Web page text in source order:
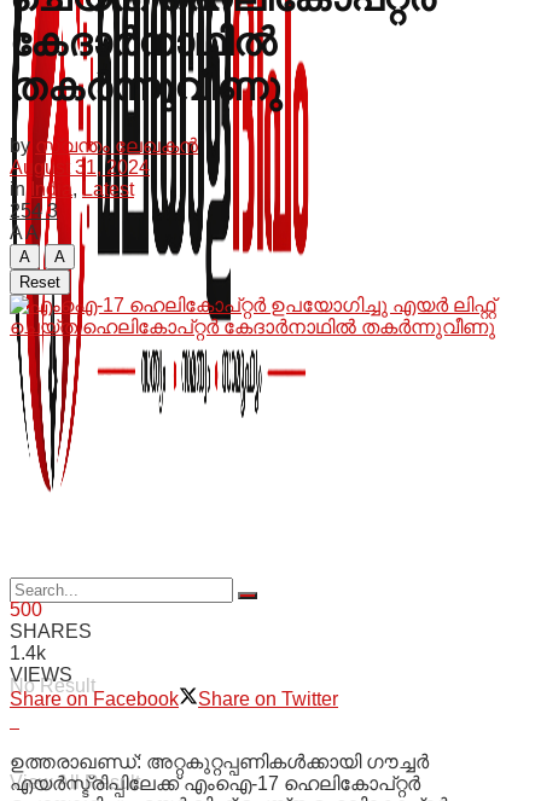
No Result
View All Result
കേദാർനാഥിൽ
തകർന്നുവീണു
by സ്വന്തം ലേഖകൻ
August 31, 2024
in India, Latest
254 3
AA
A
A
Reset
500
SHARES
1.4k
VIEWS
Share on Facebook
Share on Twitter
ഉത്തരാഖണ്ഡ്: അറ്റകുറ്റപ്പണികൾക്കായി ഗൗച്ചർ
എയർസ്ട്രിപ്പിലേക്ക് എംഐ-17 ഹെലികോപ്റ്റർ